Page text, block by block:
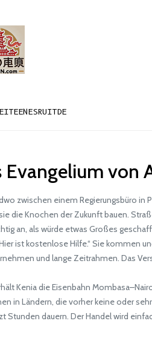
ENESRUITDE
Evangelium von
zwischen einem Regierungsbüro in
die Knochen der Zukunft bauen.
an, als würde etwas Großes
ist kostenlose Hilfe.“ Sie kommen
und lange Zeitrahmen. Das
Kenia die Eisenbahn
in Ländern, die vorher keine oder
Stunden dauern. Der Handel wird